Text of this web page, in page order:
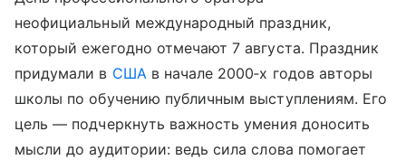
неофициальный международный праздник,
который ежегодно отмечают 7 августа. Праздник
придумали в СШАв начале 2000‑х годов авторы
школы по обучению публичным выступлениям. Его
цель — подчеркнуть важность умения доносить
мысли до аудитории: ведь сила слова помогает